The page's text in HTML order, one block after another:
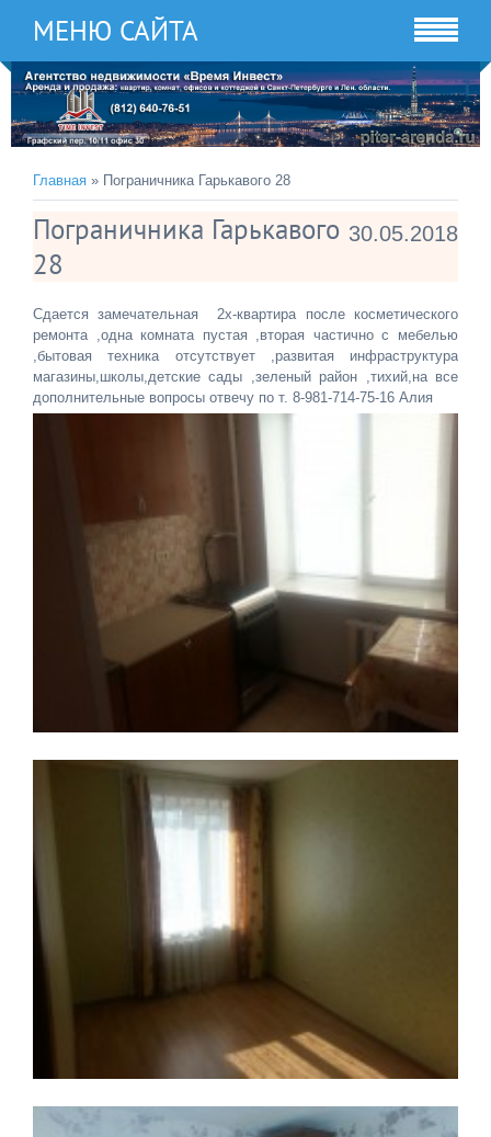
МЕНЮ САЙТА
Главная » Пограничника Гарькавого 28
30.05.2018
Пограничника Гарькавого
28
Сдается замечательная 2х-квартира после косметического
ремонта ,одна комната пустая ,вторая частично с мебелью
,бытовая техника отсутствует ,развитая инфраструктура
магазины,школы,детские сады ,зеленый район ,тихий,на все
дополнительные вопросы отвечу по т. 8-981-714-75-16 Алия